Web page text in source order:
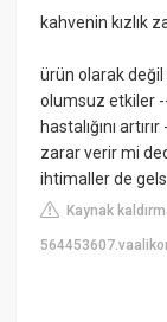
kahvenin kızlık
ürün olarak
olumsuz etkiler
hastalığını
zarar verir mi
ihtimaller de
Kaynak